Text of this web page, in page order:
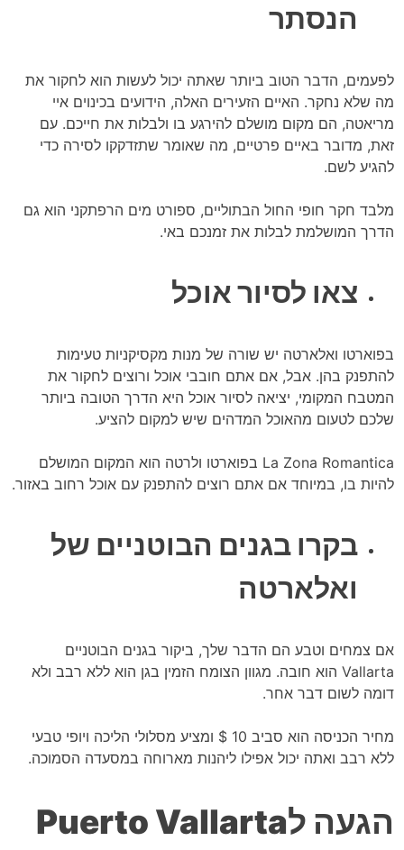
הנסתר
לפעמים, הדבר הטוב ביותר שאתה יכול לעשות הוא לחקור את
מה שלא נחקר. האיים הזעירים האלה, הידועים בכינוים איי
מריאטה, הם מקום מושלם להירגע בו ולבלות את חייכם. עם
זאת, מדובר באיים פרטיים, מה שאומר שתזדקקו לסירה כדי
להגיע לשם.
מלבד חקר חופי החול הבתוליים, ספורט מים הרפתקני הוא גם
הדרך המושלמת לבלות את זמנכם באי.
צאו לסיור אוכל
בפוארטו ואלארטה יש שורה של מנות מקסיקניות טעימות
להתפנק בהן. אבל, אם אתם חובבי אוכל ורוצים לחקור את
המטבח המקומי, יציאה לסיור אוכל היא הדרך הטובה ביותר
שלכם לטעום מהאוכל המדהים שיש למקום להציע.
La Zona Romantica בפוארטו ולרטה הוא המקום המושלם
להיות בו, במיוחד אם אתם רוצים להתפנק עם אוכל רחוב באזור.
בקרו בגנים הבוטניים של
ואלארטה
אם צמחים וטבע הם הדבר שלך, ביקור בגנים הבוטניים
Vallarta הוא חובה. מגוון הצומח הזמין בגן הוא ללא רבב ולא
דומה לשום דבר אחר.
מחיר הכניסה הוא סביב 10 $ ומציע מסלולי הליכה ויופי טבעי
ללא רבב ואתה יכול אפילו ליהנות מארוחה במסעדה הסמוכה.
הגעה לPuerto Vallarta